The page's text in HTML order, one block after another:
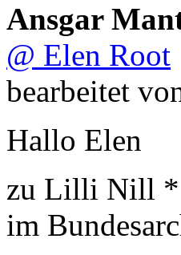
Ansgar
@ Elen Root
bearbeitet
Hallo Elen
zu Lilli Nill *
im